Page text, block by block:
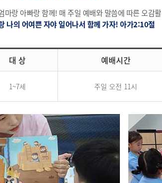
마랑 아빠랑 함께! 매 주일 예배와 말씀에 따른 오감
나의 어여쁜 자야 일어나서 함께 가자! 아가2:10절
대 상 예배시간
1~7세 주일 오전 11시